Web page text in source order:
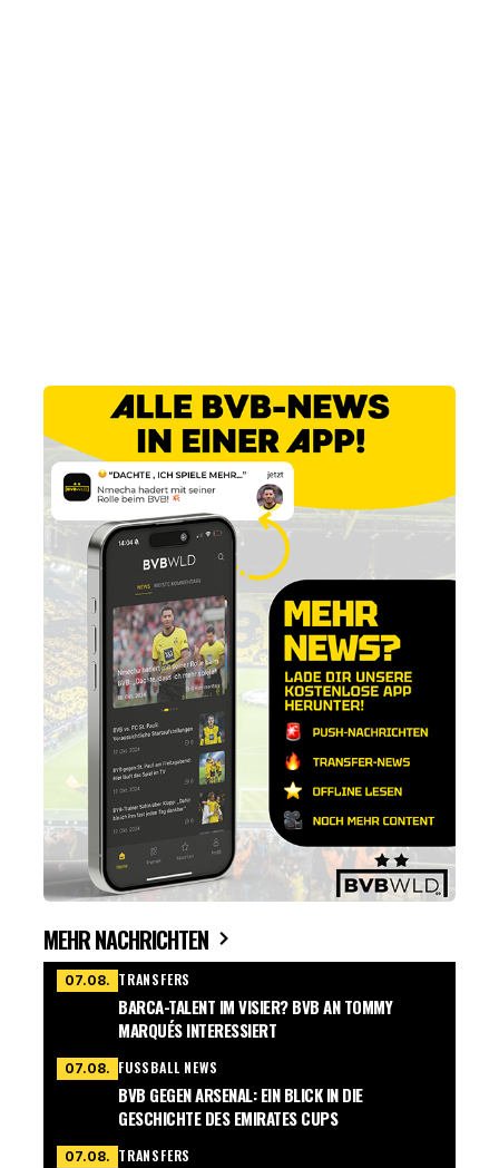
MEHR NACHRICHTEN
07.08. TRANSFERS
BARCA-TALENT IM VISIER? BVB AN TOMMY
MARQUÉS INTERESSIERT
07.08. FUSSBALL NEWS
BVB GEGEN ARSENAL: EIN BLICK IN DIE
GESCHICHTE DES EMIRATES CUPS
07.08. TRANSFERS